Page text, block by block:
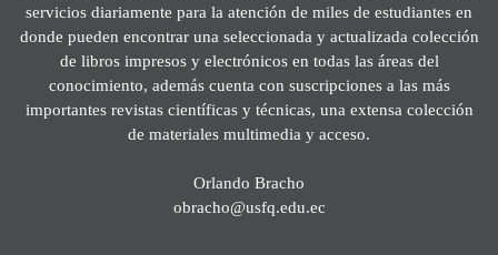
servicios diariamente para la atención de miles de estudiantes en
donde pueden encontrar una seleccionada y actualizada colección
de libros impresos y electrónicos en todas las áreas del
conocimiento, además cuenta con suscripciones a las más
importantes revistas científicas y técnicas, una extensa colección
de materiales multimedia y acceso.
Orlando Bracho
obracho@usfq.edu.ec